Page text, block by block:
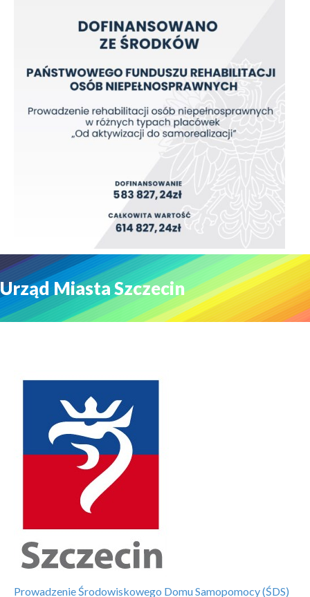
Urząd Miasta Szczecin
Prowadzenie Środowiskowego Domu Samopomocy (ŚDS)